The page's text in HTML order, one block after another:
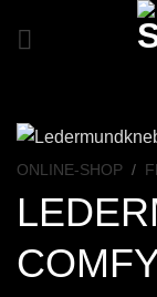
ONLINE-SHOP /